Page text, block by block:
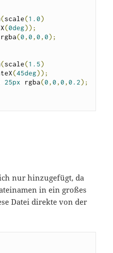
(scale(1.0)
(0deg));
rgba(0,0,0,0);
(scale(1.5)
(45deg));
25px rgba(0,0,0,0.2);
nur hinzugefügt, da
in ein großes
Datei direkte von der